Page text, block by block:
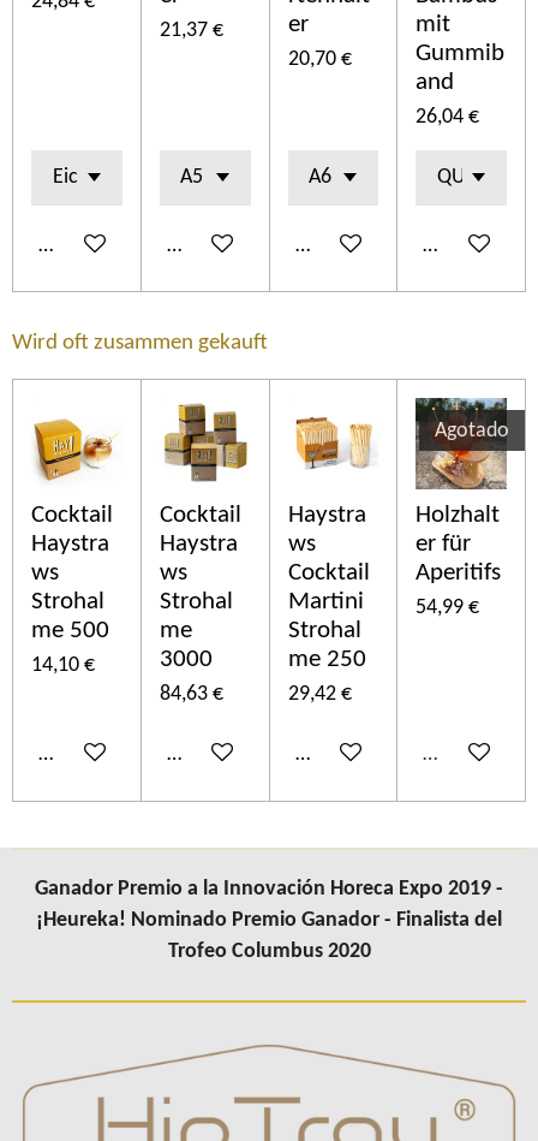
Añadir al carrito
21,37 €
Añadir al carrito
er
20,70 €
Añadir al carrito
mit
Gummib
and
26,04 €
Añadir al
Wird oft zusammen gekauft
Cocktail
Haystra
ws
Strohal
me 500
14,10 €
Añadir al carrito
Cocktail
Haystra
ws
Strohal
me
3000
84,63 €
Añadir al carrito
Haystra
ws
Cocktail
Martini
Strohal
me 250
29,42 €
Añadir al carrito
Agotado
Holzhalt
er für
Aperitifs
54,99 €
Agotado
Ganador Premio a la Innovación Horeca Expo 2019 -
¡Heureka! Nominado Premio Ganador - Finalista del
Trofeo Columbus 2020